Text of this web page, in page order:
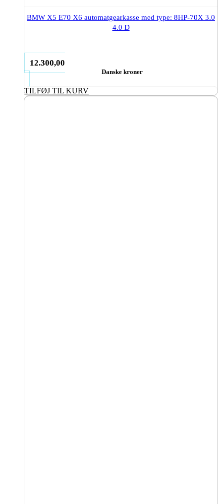
BMW X5 E70 X6 automatgearkasse med type: 8HP-70X 3.0
4.0 D
12.300,00
Danske kroner
TILFØJ TIL KURV